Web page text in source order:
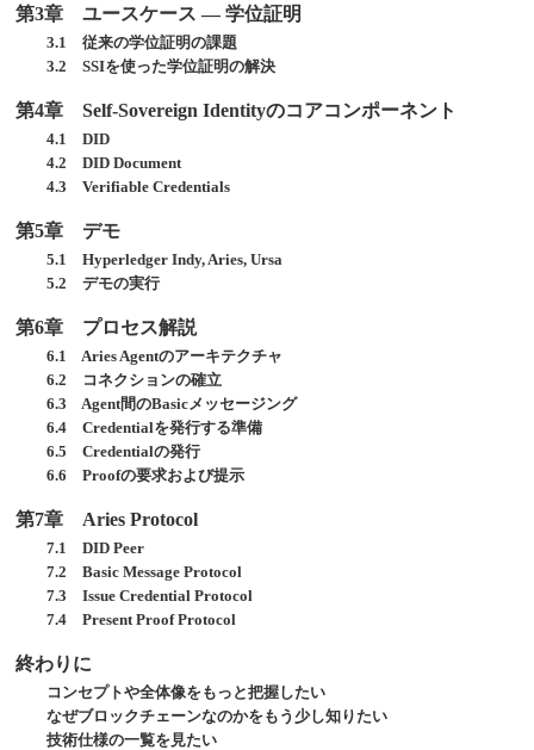
第3章 ユースケース ― 学位証明
3.1 従来の学位証明の課題
3.2 SSIを使った学位証明の解決
第4章 Self-Sovereign Identityのコアコンポーネント
4.1 DID
4.2 DID Document
4.3 Verifiable Credentials
第5章 デモ
5.1 Hyperledger Indy, Aries, Ursa
5.2 デモの実行
第6章 プロセス解説
6.1 Aries Agentのアーキテクチャ
6.2 コネクションの確立
6.3 Agent間のBasicメッセージング
6.4 Credentialを発行する準備
6.5 Credentialの発行
6.6 Proofの要求および提示
第7章 Aries Protocol
7.1 DID Peer
7.2 Basic Message Protocol
7.3 Issue Credential Protocol
7.4 Present Proof Protocol
終わりに
コンセプトや全体像をもっと把握したい
なぜブロックチェーンなのかをもう少し知りたい
技術仕様の一覧を見たい